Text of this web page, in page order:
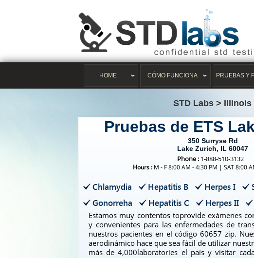
HOME CÓMO FUNCIONA PRUEBAS Y
STD Labs > Illinois
Pruebas de ETS
350 Surryse Rd
Lake Zurich, IL 60047
Phone : 1-888-510-3132
Hours :M - F 8:00 AM - 4:30 PM | SAT 8:00
Chlamydia Hepatitis B Herpes I
Gonorreha
Hepatitis C Herpes II
Estamos muy contentos toprovide exámenes
y convenientes para las enfermedades de
nuestros pacientes en el código 60657 zip.
aerodinámico hace que sea fácil de utilizar
más de 4,000laboratories el país y visitar